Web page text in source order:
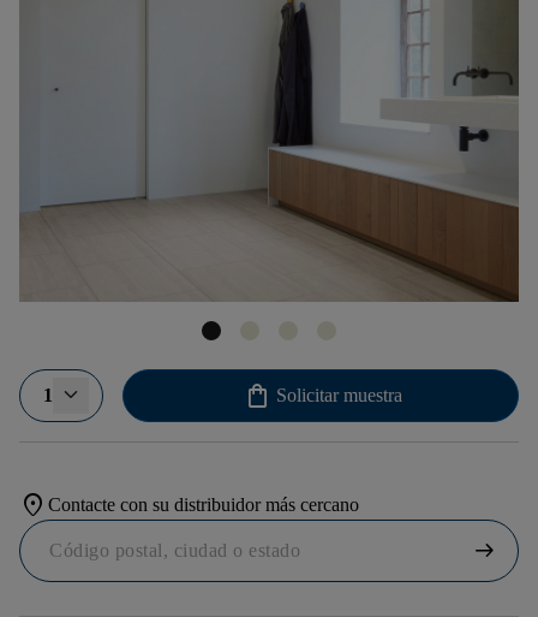
1 shopping_bag Solicitar muestra
location_on Contacte con su distribuidor más cercano
arrow_right_alt